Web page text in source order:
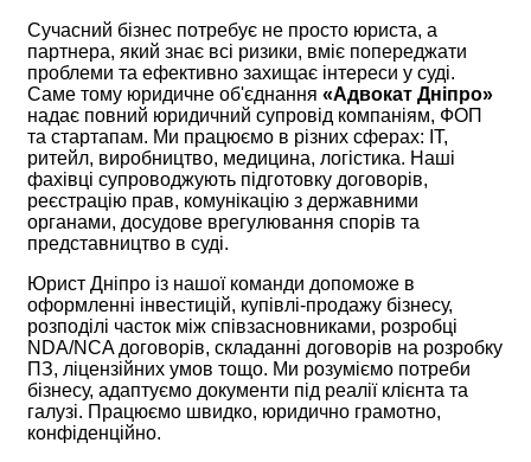
Сучасний бізнес потребує не просто юриста, а
партнера, який знає всі ризики, вміє попереджати
проблеми та ефективно захищає інтереси у суді.
Саме тому юридичне об'єднання «Адвокат Дніпро»
надає повний юридичний супровід компаніям, ФОП
та стартапам. Ми працюємо в різних сферах: IT,
ритейл, виробництво, медицина, логістика. Наші
фахівці супроводжують підготовку договорів,
реєстрацію прав, комунікацію з державними
органами, досудове врегулювання спорів та
представництво в суді.
Юрист Дніпро із нашої команди допоможе в
оформленні інвестицій, купівлі-продажу бізнесу,
розподілі часток між співзасновниками, розробці
NDA/NCA договорів, складанні договорів на розробку
ПЗ, ліцензійних умов тощо. Ми розуміємо потреби
бізнесу, адаптуємо документи під реалії клієнта та
галузі. Працюємо швидко, юридично грамотно,
конфіденційно.